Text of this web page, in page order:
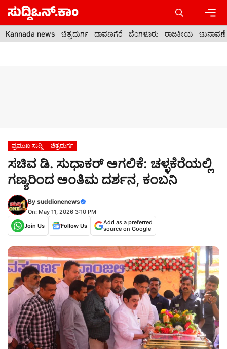
Skip
content
Kannada news ಚಿತ್ರದುರ್ಗ ದಾವಣಗೆರೆ ಬೆಂಗಳೂರು ರಾಜಕೀಯ ಚುನಾವಣೆ
ಪ್ರಮುಖ ಸುದ್ದಿ ಚಿತ್ರದುರ್ಗ
ಸಚಿವ ಡಿ. ಸುಧಾಕರ್ ಅಗಲಿಕೆ: ಚಳ್ಳಕೆರೆಯಲ್ಲಿ
ಗಣ್ಯರಿಂದ ಅಂತಿಮ ದರ್ಶನ, ಕಂಬನಿ
By suddionenews
On: May 11, 2026 3:10 PM
Join Us
Follow Us
Add as a preferred
source on Google